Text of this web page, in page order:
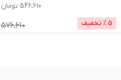
546,610 تومان
5% تخفیف 576,610